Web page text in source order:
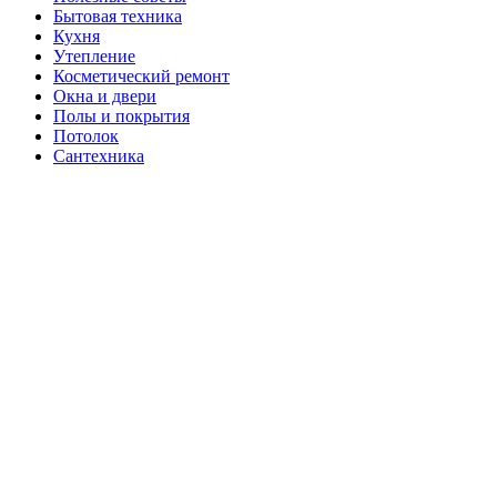
Бытовая техника
Кухня
Утепление
Косметический ремонт
Окна и двери
Полы и покрытия
Потолок
Сантехника